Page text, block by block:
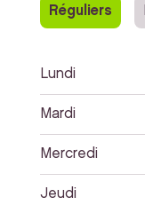
Réguliers
Lundi
Mardi
Mercredi
Jeudi